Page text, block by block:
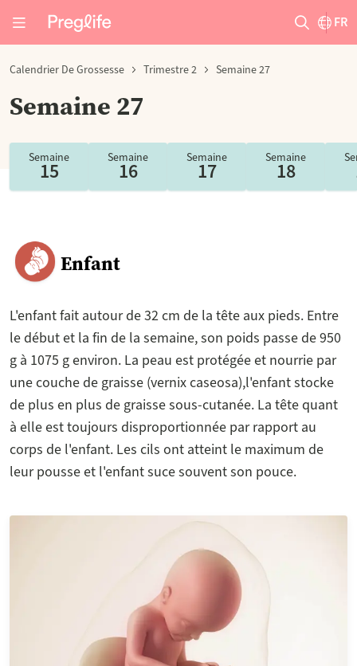
FR
Calendrier De Grossesse Trimestre 2 Semaine 27
Semaine 27
Semaine
15
Semaine
16
Semaine
17
Semaine
18
Enfant
L'enfant fait autour de 32 cm de la tête aux pieds. Entre
le début et la fin de la semaine, son poids passe de 950
g à 1075 g environ. La peau est protégée et nourrie par
une couche de graisse (vernix caseosa),l'enfant stocke
de plus en plus de graisse sous-cutanée. La tête quant
à elle est toujours disproportionnée par rapport au
corps de l'enfant. Les cils ont atteint le maximum de
leur pousse et l'enfant suce souvent son pouce.